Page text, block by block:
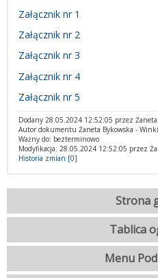
Załącznik nr 1
Załącznik nr 2
Załącznik nr 3
Załącznik nr 4
Załącznik nr 5
Dodany 28.05.2024 12:52:05 przez
Autor dokumentu Żaneta Bykowska -
Ważny do: bezterminowo
Modyfikacja: 28.05.2024 12:52:05 przez
Historia zmian [0]
Strona
Tablica
Menu